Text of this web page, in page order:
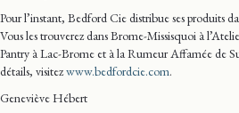
Pour l’instant, Bedford Cie distribue ses produits
Vous les trouverez dans Brome-Missisquoi à
Pantry à Lac-Brome et à la Rumeur Affamée de
détails, visitezwww.bedfordcie.com.
Geneviève Hébert